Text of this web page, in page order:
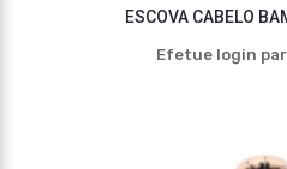
ESCOVA CABELO
Efetue login